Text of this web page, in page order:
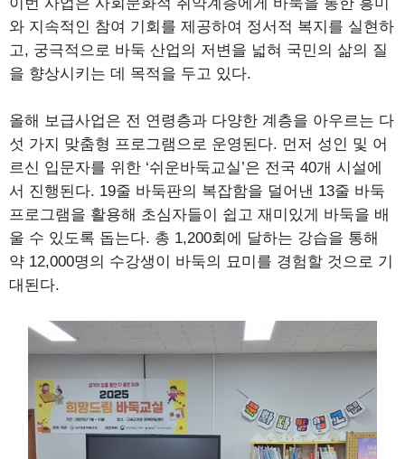
와 지속적인 참여 기회를 제공하여 정서적 복지를 실현하
고, 궁극적으로 바둑 산업의 저변을 넓혀 국민의 삶의 질
을 향상시키는 데 목적을 두고 있다.
올해 보급사업은 전 연령층과 다양한 계층을 아우르는 다
섯 가지 맞춤형 프로그램으로 운영된다. 먼저 성인 및 어
르신 입문자를 위한 ‘쉬운바둑교실’은 전국 40개 시설에
서 진행된다. 19줄 바둑판의 복잡함을 덜어낸 13줄 바둑
프로그램을 활용해 초심자들이 쉽고 재미있게 바둑을 배
울 수 있도록 돕는다. 총 1,200회에 달하는 강습을 통해
약 12,000명의 수강생이 바둑의 묘미를 경험할 것으로 기
대된다.